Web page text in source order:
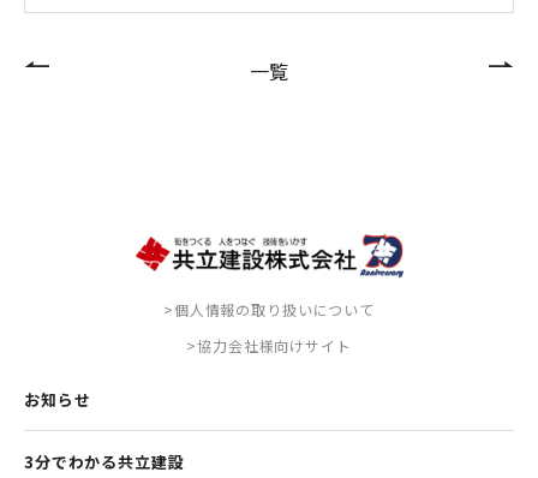
一覧
>個人情報の取り扱いについて
>協力会社様向けサイト
お知らせ
3分でわかる共立建設